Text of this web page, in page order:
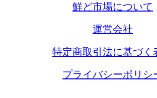
鮮ど市場について
運営会社
特定商取引法に基づく
プライバシーポリシ